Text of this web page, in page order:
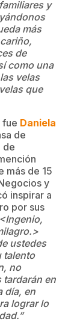
y
más
de
como una
velas
que
fue Daniela
de
de
más de 15
y
inspirar a
por sus
ustedes
talento
no
tardarán en
día, en
lograr lo